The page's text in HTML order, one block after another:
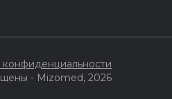
конфиденциальности
- Mizomed, 2026